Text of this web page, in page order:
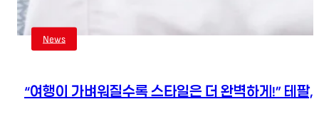
News
“여행이 가벼워질수록 스타일은 더 완벽하게!” 테팔